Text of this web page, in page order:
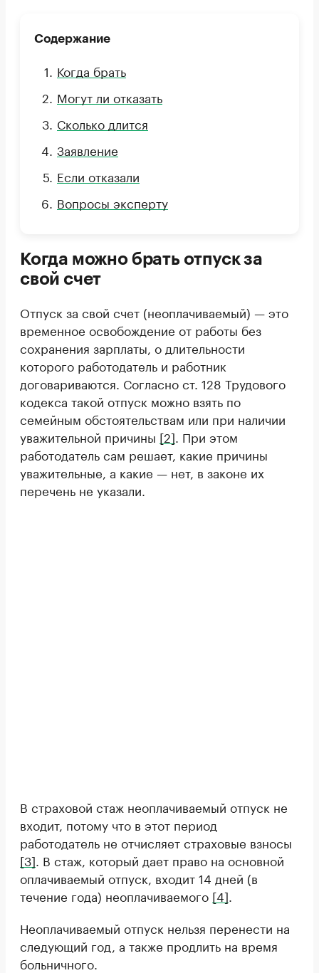
Содержание
Когда брать
Могут ли отказать
Сколько длится
Заявление
Если отказали
Вопросы эксперту
Когда можно брать отпуск за
свой счет
Отпуск за свой счет (неоплачиваемый) — это
временное освобождение от работы без
сохранения зарплаты, о длительности
которого работодатель и работник
договариваются. Согласно ст. 128 Трудового
кодекса такой отпуск можно взять по
семейным обстоятельствам или при наличии
уважительной причины [2] . При этом
работодатель сам решает, какие причины
уважительные, а какие — нет, в законе их
перечень не указали.
В страховой стаж неоплачиваемый отпуск не
входит, потому что в этот период
работодатель не отчисляет страховые взносы
[3] . В стаж, который дает право на основной
оплачиваемый отпуск, входит 14 дней (в
течение года) неоплачиваемого [4]
Неоплачиваемый отпуск нельзя перенести на
следующий год, а также продлить на время
больничного.